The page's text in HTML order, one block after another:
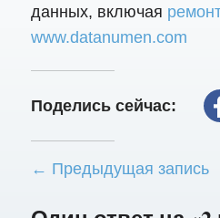
данных, включая
www.datanumen.com
Поделись сейчас:
← Предыдущая запись